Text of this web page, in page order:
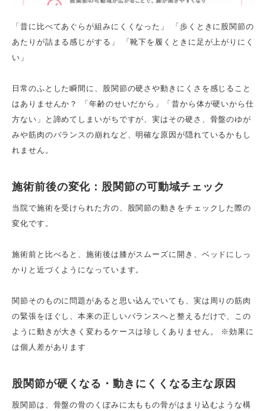
「昔に比べてあぐらが組みにくくなった」 「歩くときに股関節の
あたりが詰まる感じがする」 「靴下を履くときに足が上がりにく
い」
日常のふとした瞬間に、股関節の硬さや動きにくさを感じること
はありませんか？ 「年齢のせいだから」「昔から体が硬いから仕
方ない」と諦めてしまいがちですが、実はその硬さ、骨盤のゆが
みや筋肉のバランスの崩れなど、明確な原因が隠れているかもし
れません。
施術前後の変化：股関節の可動域チェック
当院で施術を受けられた方の、股関節の動きをチェックした際の
変化です。
施術前と比べると、施術後は膝がスムーズに開き、ベッドにしっ
かりと近づくようになっています。
関節そのものに問題があると思い込んでいても、実は周りの筋肉
の緊張をほぐし、本来の正しいバランスへと整えるだけで、この
ように動きが大きく変わるケースは珍しくありません。 ※効果に
は個人差があります
股関節が硬くなる・動きにくくなる主な原因
股関節は、骨盤の骨のくぼみに太ももの骨がはまり込むような構